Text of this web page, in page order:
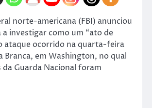
norte-americana (FBI) anunciou
a investigar como um “ato de
ataque ocorrido na quarta-feira
Branca, em Washington, no qual
Guarda Nacional foram